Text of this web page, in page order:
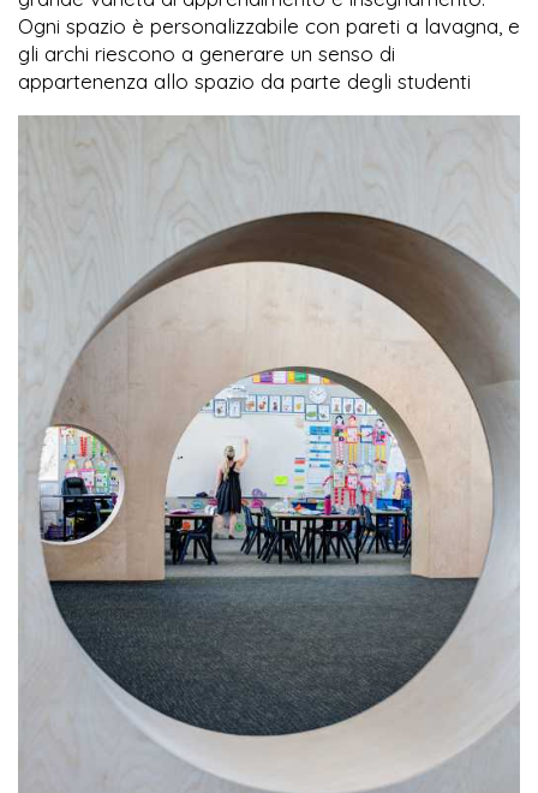
Ogni spazio è personalizzabile con pareti a lavagna, e
gli archi riescono a generare un senso di
appartenenza allo spazio da parte degli studenti